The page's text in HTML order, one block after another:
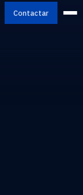
Contactar